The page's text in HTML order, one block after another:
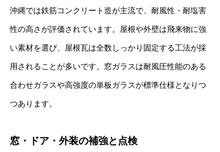
沖縄では鉄筋コンクリート造が主流で、耐風性・耐塩害
性の高さが評価されています。屋根や外壁は飛来物に強
い素材を選び、屋根瓦は全数しっかり固定する工法が採
用されることが多いです。窓ガラスは耐風圧性能のある
合わせガラスや高強度の単板ガラスが標準仕様となりつ
つあります。
窓・ドア・外装の補強と点検